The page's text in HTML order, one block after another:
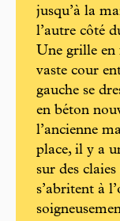
jusqu’à la
l’autre côté
Une grille en
vaste cour
gauche se
en béton
l’ancienne
place, il y a
sur des
s’abritent à